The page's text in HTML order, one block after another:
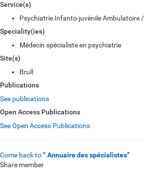
Service(s)
Psychiatrie Infanto-juvénile Ambulatoire
Speciality(ies)
Médecin spécialiste en psychiatrie
Site(s)
Brull
Publications
See publications
Open Access Publications
See Open Access Publications
Come back to“ Annuaire des spécialistes”
Share member